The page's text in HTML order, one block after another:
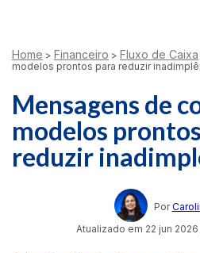
Home > Financeiro > Fluxo de Caixa
modelos prontos para reduzir
Mensagens de
modelos
reduzir
Por
Atualizado em 22 jun 2026